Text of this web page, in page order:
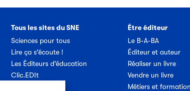
Tous les sites du SNE
Sciences pour tous
Lire ça s'écoute !
Les Éditeurs d'éducation
Clic.EDIt
Être éditeur
Le B-A-BA
Éditeur et auteur
Réaliser un livre
Vendre un livre
Métiers et